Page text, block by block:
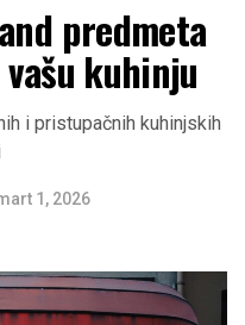
predmeta
kuhinju
i pristupačnih kuhinjskih
1, 2026